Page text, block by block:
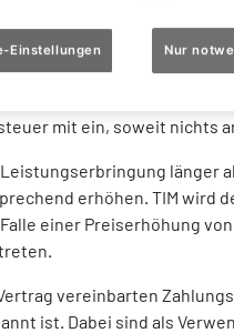
und sonstigen
Preis zu zahlen.
mit ein, soweit nichts
länger
erhöhen. TIM
einer Preiserhöhung
vereinbarten
ist. Dabei sind als
Einstellungen Nur